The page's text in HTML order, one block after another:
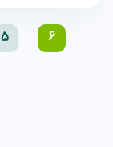
5 6